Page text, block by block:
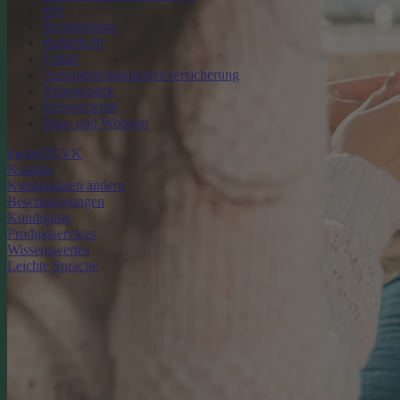
Kfz
Rechtsschutz
Haftpflicht
Unfall
Auslandsreisekrankenversicherung
Reisegepäck
Reiserücktritt
Haus und Wohnen
meineDEVK
Kontakt
Kundendaten ändern
Bescheinigungen
Kündigung
Produktservices
Wissenswertes
Leichte Sprache